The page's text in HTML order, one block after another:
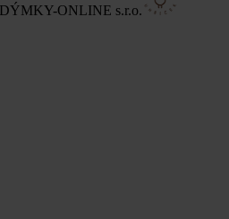
DÝMKY-ONLINE s.r.o.